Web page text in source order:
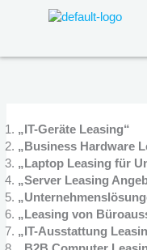
„IT-Geräte Leasing“
„Business Hardware
„Laptop Leasing für
„Server Leasing
„Leasing von
„IT-Ausstattung